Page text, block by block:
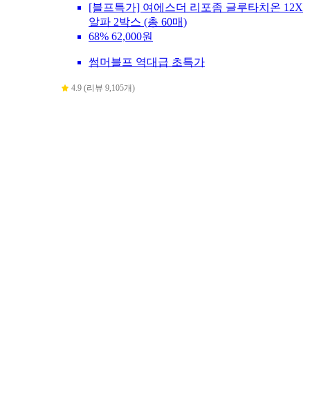
[블프특가] 여에스더 리포좀 글루타치온 12X
알파 2박스 (총 60매)
68% 62,000원
썸머블프 역대급 초특가
4.9 (리뷰 9,105개)